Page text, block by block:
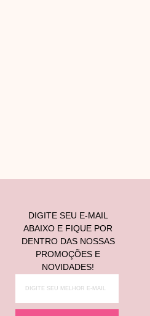
DIGITE SEU E-MAIL
ABAIXO E FIQUE POR
DENTRO DAS NOSSAS
PROMOÇÕES E
NOVIDADES!